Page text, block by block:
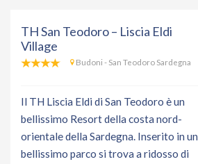
TH San Teodoro – Liscia Eldi
Village
Budoni - San Teodoro Sardegna
Il TH Liscia Eldi di San Teodoro è un
bellissimo Resort della costa nord-
orientale della Sardegna. Inserito in un
bellissimo parco si trova a ridosso di